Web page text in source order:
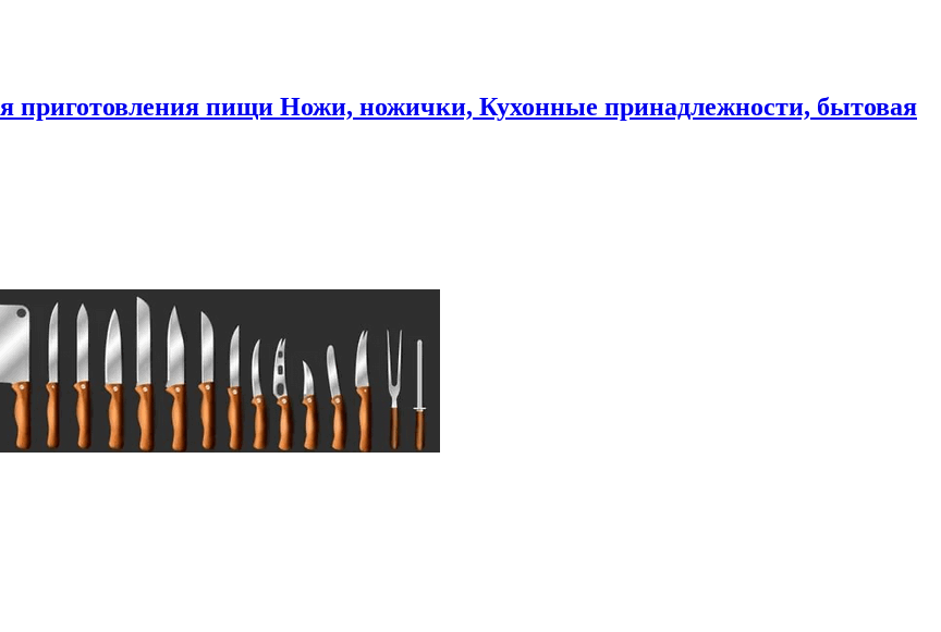
пищи Ножи, ножички, Кухонные принадлежности, бытовая